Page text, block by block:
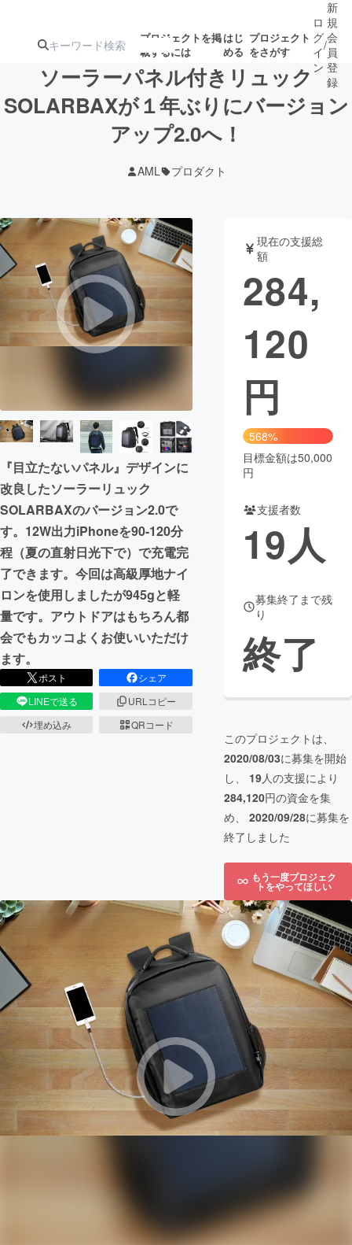
プロジェクトを掲
載するには
はじ
める
プロジェクト
をさがす
注目の新着プロ 募集終了が近いプ
テクノロジー・ガジェット
映像・映画 書籍・雑誌
ビジネス・起業 チャレンジ
まちづくり・地域活性化
CAMPFIRE for Social Good
CAMPFIRE Creation
CAMPFIREふるさと納税machi-ya コミュニティ
ロ
グ
イ
ン
/
新
規
会
員
登
録
ソーラーパネル付きリュック
SOLARBAXが１年ぶりにバージョン
アップ2.0へ！
AML プロダクト
『目立たないパネル』デザインに
改良したソーラーリュック
SOLARBAXのバージョン2.0で
す。12W出力iPhoneを90-120分
程（夏の直射日光下で）で充電完
了できます。今回は高級厚地ナイ
ロンを使用しましたが945gと軽
量です。アウトドアはもちろん都
会でもカッコよくお使いいただけ
ます。
ポスト
シェア
LINEで送る
URLコピー
埋め込み
QRコード
現在の支援総
額
284,
120
円
568%
目標金額は50,000
円
支援者数
19人
募集終了まで残
り
終了
このプロジェクトは、
2020/08/03に募集を開始
し、 19人の支援により
284,120円の資金を集
め、 2020/09/28に募集を
終了しました
もう一度プロジェク
トをやってほしい